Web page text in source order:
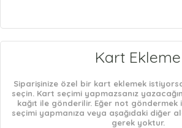
Kart Ekleme
Siparişinize özel bir kart eklemek
seçin. Kart seçimi yapmazsanız
kağıt ile gönderilir. Eğer not göndermek
seçimi yapmanıza veya aşağıdaki diğer
gerek yoktur.